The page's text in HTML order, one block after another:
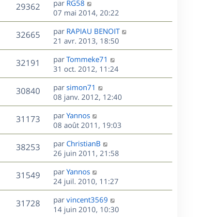
g
e
s
a
g
e
m
e
s
s
a
g
e
e
n
i
e
r
m
e
s
s
a
g
e
29362V
u
D
e
r
n
i
e
r
m
e
s
s
a
g
e
par RG58
07 mai 2014, 20:22
32665V
u
s
D
e
r
n
i
e
r
m
e
s
s
a
g
e
par RAPIAU BENOIT
21 avr. 2013, 18:50
32191
u
s
D
e
r
n
i
e
r
m
e
s
s
a
g
e
par Tommeke71
31 oct. 2012, 11:24
30840V
u
e
s
D
e
r
n
i
e
r
m
e
s
s
a
g
e
par simon71
08 janv. 2012, 12:40
31173V
u
e
s
D
e
r
n
i
e
r
m
e
s
s
par Yannos
08 août 2011, 19:03
38253V
u
s
D
e
r
n
i
e
r
m
par ChristianB
26 juin 2011, 21:58
31549V
u
e
D
e
r
n
i
par Yannos
24 juil. 2010, 11:27
31728V
D
e
par vincent3569
14 juin 2010, 10:30